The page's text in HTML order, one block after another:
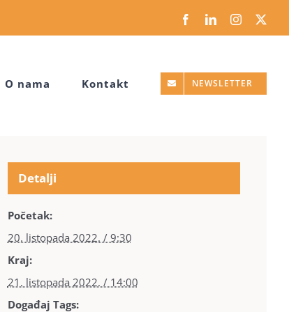
FacebookLinkedInInstagram
O nama Kontakt NEWSLETTER
Detalji
Početak:
20. listopada 2022. / 9:30
Kraj:
21. listopada 2022. / 14:00
Događaj Tags: